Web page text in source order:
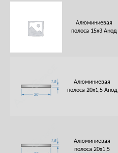
Алюминиевая
полоса 15х3 Анод
Алюминиевая
полоса 20х1,5 Анод
Алюминиевая
полоса 20х1,5